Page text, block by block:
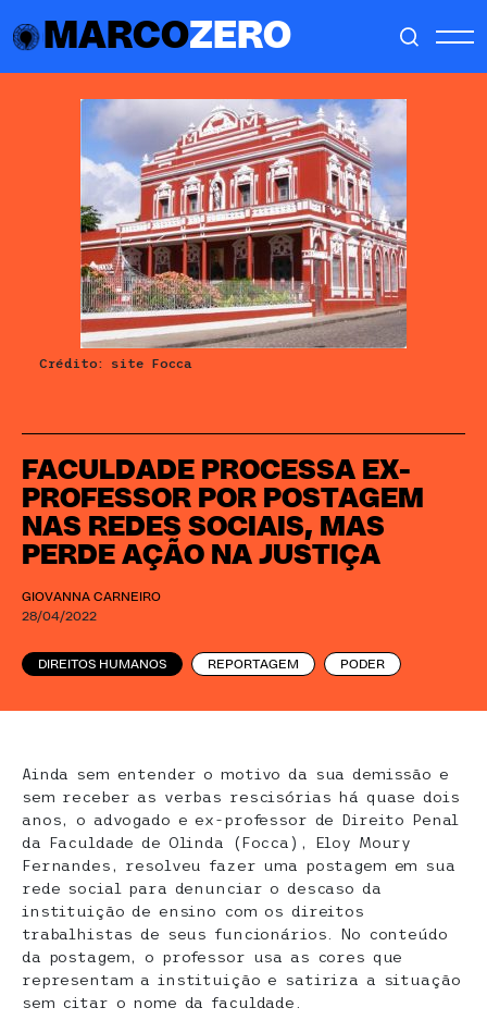
MARCOZERO
FACULDADE PROCESSA EX-
PROFESSOR POR POSTAGEM
NAS REDES SOCIAIS, MAS
PERDE AÇÃO NA JUSTIÇA
GIOVANNA CARNEIRO
28/04/2022
DIREITOS HUMANOS REPORTAGEM PODER
Crédito: site Focca
Ainda sem entender o motivo da sua demissão e
sem receber as verbas rescisórias há quase dois
anos, o advogado e ex-professor de Direito Penal
da Faculdade de Olinda (Focca), Eloy Moury
Fernandes, resolveu fazer uma postagem em sua
rede social para denunciar o descaso da
instituição de ensino com os direitos
trabalhistas de seus funcionários. No conteúdo
da postagem, o professor usa as cores que
representam a instituição e satiriza a situação
sem citar o nome da faculdade.